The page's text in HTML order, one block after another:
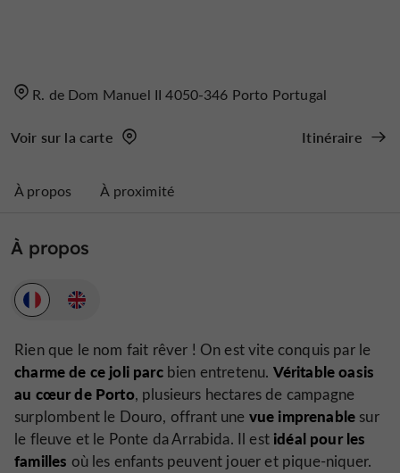
R. de Dom Manuel II 4050-346 Porto Portugal
Voir sur la carte Itinéraire
À propos À proximité
À propos
Rien que le nom fait rêver ! On est vite conquis par le
charme de ce joli parcbien entretenu. Véritable oasis
au cœur de Porto, plusieurs hectares de campagne
surplombent le Douro, offrant une vue imprenable sur
le fleuve et le Ponte da Arrabida. Il estidéal pour les
familles où les enfants peuvent jouer et pique-niquer.